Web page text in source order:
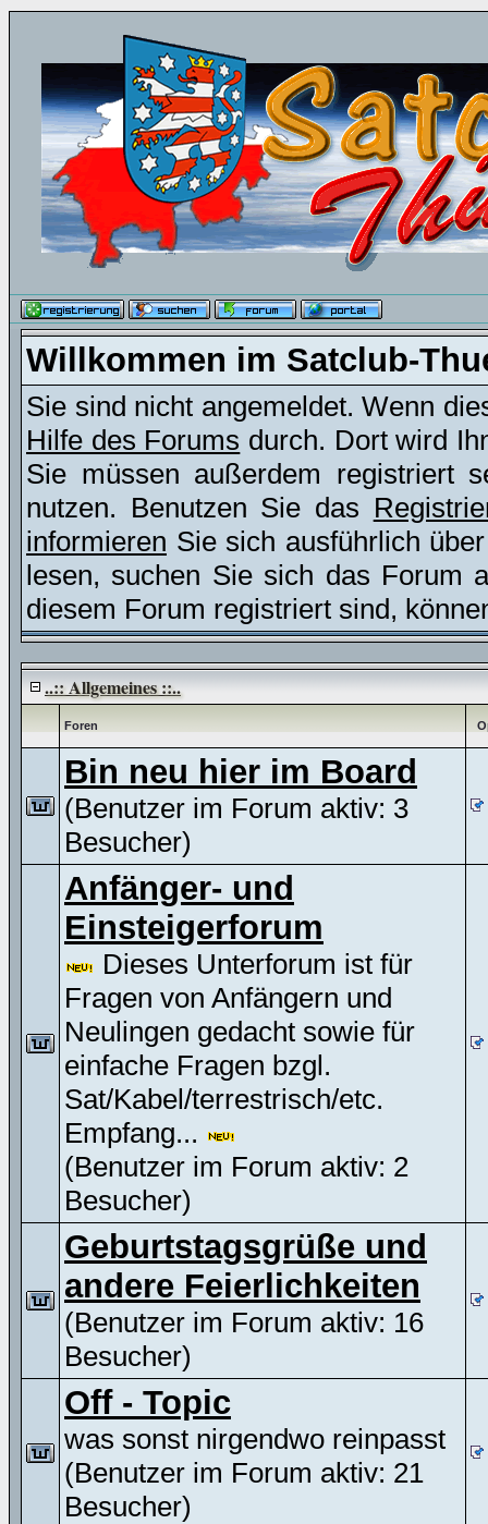
Willkommen im Satclub-
Sie sind nicht angemeldet. Wenn
Hilfe des Forums durch. Dort wird
Sie müssen außerdem registriert
nutzen. Benutzen Sie das
informieren Sie sich ausführlich
lesen, suchen Sie sich das Forum
diesem Forum registriert sind,
..:: Allgemeines ::..
Foren
Bin neu hier im Board
(Benutzer im Forum aktiv: 3
Besucher)
Anfänger- und
Einsteigerforum
Dieses Unterforum ist für
Fragen von Anfängern und
Neulingen gedacht sowie für
einfache Fragen bzgl.
Sat/Kabel/terrestrisch/etc.
Empfang...
(Benutzer im Forum aktiv: 2
Besucher)
Geburtstagsgrüße und
andere Feierlichkeiten
(Benutzer im Forum aktiv: 16
Besucher)
Off - Topic
was sonst nirgendwo reinpasst
(Benutzer im Forum aktiv: 21
Besucher)